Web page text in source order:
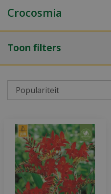
t
Crocosmia
Toon filters